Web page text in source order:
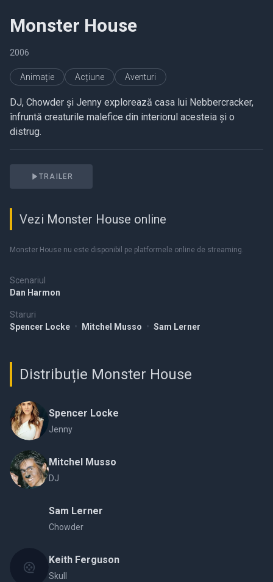
Monster House
2006
Animație Acțiune Aventuri
DJ, Chowder și Jenny explorează casa lui Nebbercracker,
înfruntă creaturile malefice din interiorul acesteia și o
distrug.
Scenariul
Dan Harmon
Staruri
Spencer Locke • Mitchel Musso • Sam Lerner
TRAILER
Vezi Monster House online
Monster House nu este disponibil pe platformele online de streaming.
Distribuție Monster House
Spencer Locke
Jenny
Mitchel Musso
DJ
Sam Lerner
Chowder
Keith Ferguson
Skull